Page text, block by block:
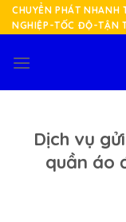
Skip
to
CHUYỂN PHÁT NHANH
NGHIỆP-TỐC ĐỘ-TẬN
Dịch vụ
quần áo